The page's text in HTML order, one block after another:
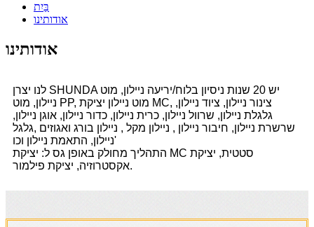
בַּיִת
אודותינו
אודותינו
לנו יצרן SHUNDA יש 20 שנות ניסיון בלוח/יריעה ניילון, מוט
ניילון, מוט PP, מוט ניילון יציקת MC, צינור ניילון, ציוד ניילון,
גלגלת ניילון, שרוול ניילון, כרית ניילון, כדור ניילון, אוגן ניילון,
שרשרת ניילון, חיבור ניילון , ניילון מקל , ניילון בורג ואגוזים ,גלגל
ניילון, התאמת ניילון וכו'
התהליך מחולק באופן גס ל: יציקת MC סטטית, יציקת
אקסטרוזיה, יציקת פילמור.